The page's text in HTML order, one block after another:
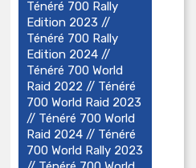
Ténéré 700 Rally
Edition 2023 //
Ténéré 700 Rally
Edition 2024 //
Ténéré 700 World
Raid 2022 // Ténéré
700 World Raid 2023
// Ténéré 700 World
Raid 2024 // Ténéré
700 World Rally 2023